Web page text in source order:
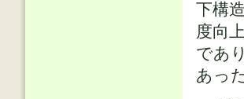
下構
度向
であ
あっ